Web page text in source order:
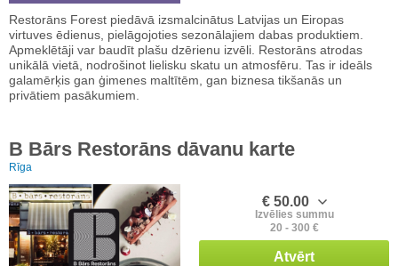
Restorāns Forest piedāvā izsmalcinātus Latvijas un Eiropas
virtuves ēdienus, pielāgojoties sezonālajiem dabas produktiem.
Apmeklētāji var baudīt plašu dzērienu izvēli. Restorāns atrodas
unikālā vietā, nodrošinot lielisku skatu un atmosfēru. Tas ir ideāls
galamērķis gan ģimenes maltītēm, gan biznesa tikšanās un
privātiem pasākumiem.
B Bārs Restorāns dāvanu karte
Rīga
€ 50.00
Izvēlies summu
20 - 300 €
Atvērt